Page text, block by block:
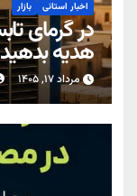
اخبار استانی بازار
در گرمای
هدیه بدهید
مرداد ۱۷, ۱۴۰۵